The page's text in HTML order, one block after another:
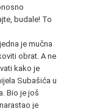
budale! To
je mučna
obrat. A ne
kako je
Subašića u
Bio je još
je